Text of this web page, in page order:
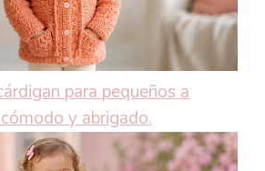
para pequeños a
y abrigado.